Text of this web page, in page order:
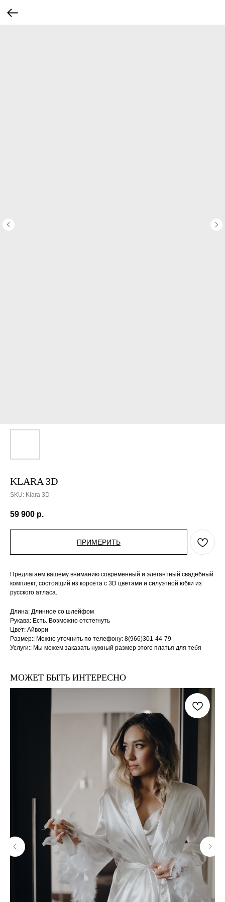
KLARA 3D
SKU: Klara 3D
59 900 р.
ПРИМЕРИТЬ
Предлагаем вашему вниманию современный и элегантный свадебный
комплект, состоящий из корсета с 3D цветами и силуэтной юбки из
русского атласа.
Длина: Длинное со шлейфом
Рукава: Есть. Возможно отстегнуть
Цвет: Айвори
Размер:: Можно уточнить по телефону: 8(966)301-44-79
Услуги:: Мы можем заказать нужный размер этого платья для тебя
МОЖЕТ БЫТЬ ИНТЕРЕСНО